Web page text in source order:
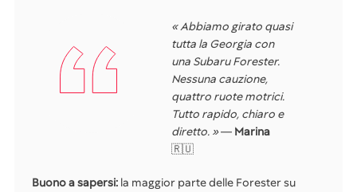
« Abbiamo girato quasi
tutta la Georgia con
una Subaru Forester.
Nessuna cauzione,
quattro ruote motrici.
Tutto rapido, chiaro e
diretto. »— Marina
🇷🇺
Buono a sapersi: la maggior parte delle Forester su